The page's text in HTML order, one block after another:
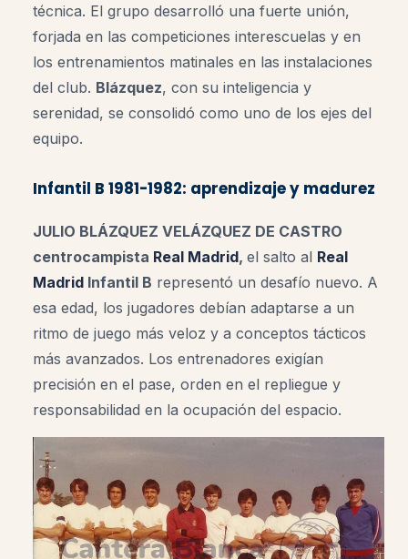
técnica. El grupo desarrolló una fuerte unión,
forjada en las competiciones interescuelas y en
los entrenamientos matinales en las instalaciones
del club. Blázquez, con su inteligencia y
serenidad, se consolidó como uno de los ejes del
equipo.
Infantil B 1981-1982: aprendizaje y madurez
JULIO BLÁZQUEZ VELÁZQUEZ DE CASTRO
centrocampista Real Madrid, el salto al Real
Madrid Infantil B representó un desafío nuevo. A
esa edad, los jugadores debían adaptarse a un
ritmo de juego más veloz y a conceptos tácticos
más avanzados. Los entrenadores exigían
precisión en el pase, orden en el repliegue y
responsabilidad en la ocupación del espacio.